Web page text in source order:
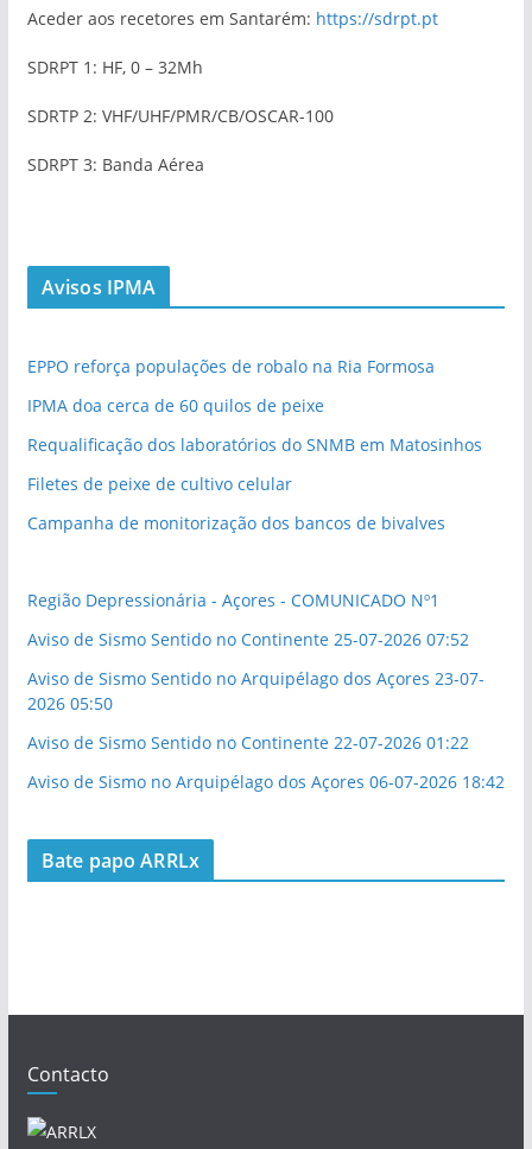
Aceder aos recetores em Santarém: https://sdrpt.pt
SDRPT 1: HF, 0 – 32Mh
SDRTP 2: VHF/UHF/PMR/CB/OSCAR-100
SDRPT 3: Banda Aérea
Avisos IPMA
EPPO reforça populações de robalo na Ria Formosa
IPMA doa cerca de 60 quilos de peixe
Requalificação dos laboratórios do SNMB em Matosinhos
Filetes de peixe de cultivo celular
Campanha de monitorização dos bancos de bivalves
Região Depressionária - Açores - COMUNICADO Nº1
Aviso de Sismo Sentido no Continente 25-07-2026 07:52
Aviso de Sismo Sentido no Arquipélago dos Açores 23-07-
2026 05:50
Aviso de Sismo Sentido no Continente 22-07-2026 01:22
Aviso de Sismo no Arquipélago dos Açores 06-07-2026 18:42
Bate papo ARRLx
Contacto